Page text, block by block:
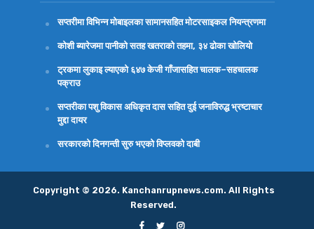
सप्तरीमा विभिन्न मोबाइलका सामानसहित मोटरसाइकल नियन्त्रणमा
कोशी ब्यारेजमा पानीको सतह खतराको तहमा, ३४ ढोका खोलियो
ट्रकमा लुकाइ ल्याएको ६४७ केजी गाँजासहित चालक–सहचालक
पक्राउ
सप्तरीका पशु विकास अधिकृत दास सहित दुई जनाविरुद्ध भ्रष्टाचार
मुद्दा दायर
सरकारको दिनगन्ती सुरु भएको विप्लवको दाबी
Copyright © 2026. Kanchanrupnews.com. All Rights
Reserved.